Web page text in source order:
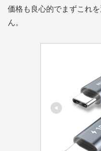
価格も良心的でまずこれ
ん。